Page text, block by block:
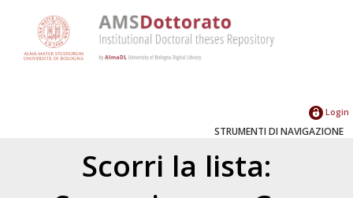
Login
STRUMENTI DI NAVIGAZIONE
Scorri la lista: